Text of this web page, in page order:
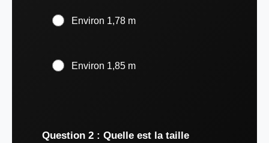
Environ 1,78 m
Environ 1,85 m
Question 2 : Quelle est la taille